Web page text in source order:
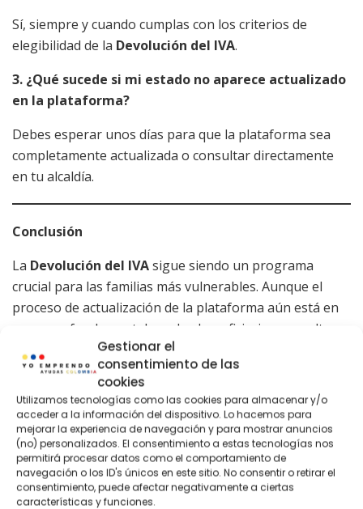
Gestionar el
consentimiento de las
cookies
Utilizamos tecnologías como las cookies para almacenar y/o
acceder a la información del dispositivo. Lo hacemos para
mejorar la experiencia de navegación y para mostrar anuncios
(no) personalizados. El consentimiento a estas tecnologías nos
permitirá procesar datos como el comportamiento de
navegación o los ID's únicos en este sitio. No consentir o retirar el
consentimiento, puede afectar negativamente a ciertas
características y funciones.
Sí, siempre y cuando cumplas con los criterios de
elegibilidad de la Devolución del IVA.
3. ¿Qué sucede si mi estado no aparece actualizado
en la plataforma?
Debes esperar unos días para que la plataforma sea
completamente actualizada o consultar directamente
en tu alcaldía.
Conclusión
La Devolución del IVAsigue siendo un programa
crucial para las familias más vulnerables. Aunque el
proceso de actualización de la plataforma aún está en
curso, es fundamental que los beneficiarios consulten
su estado y se mantengan atentos a las fechas oficiales
de pago.
Mantente informado a través de los canales oficiales y
no dudes en acudir a los gestores locales si tienes
dudas. ¡Comparte esta información con quienes la
necesite